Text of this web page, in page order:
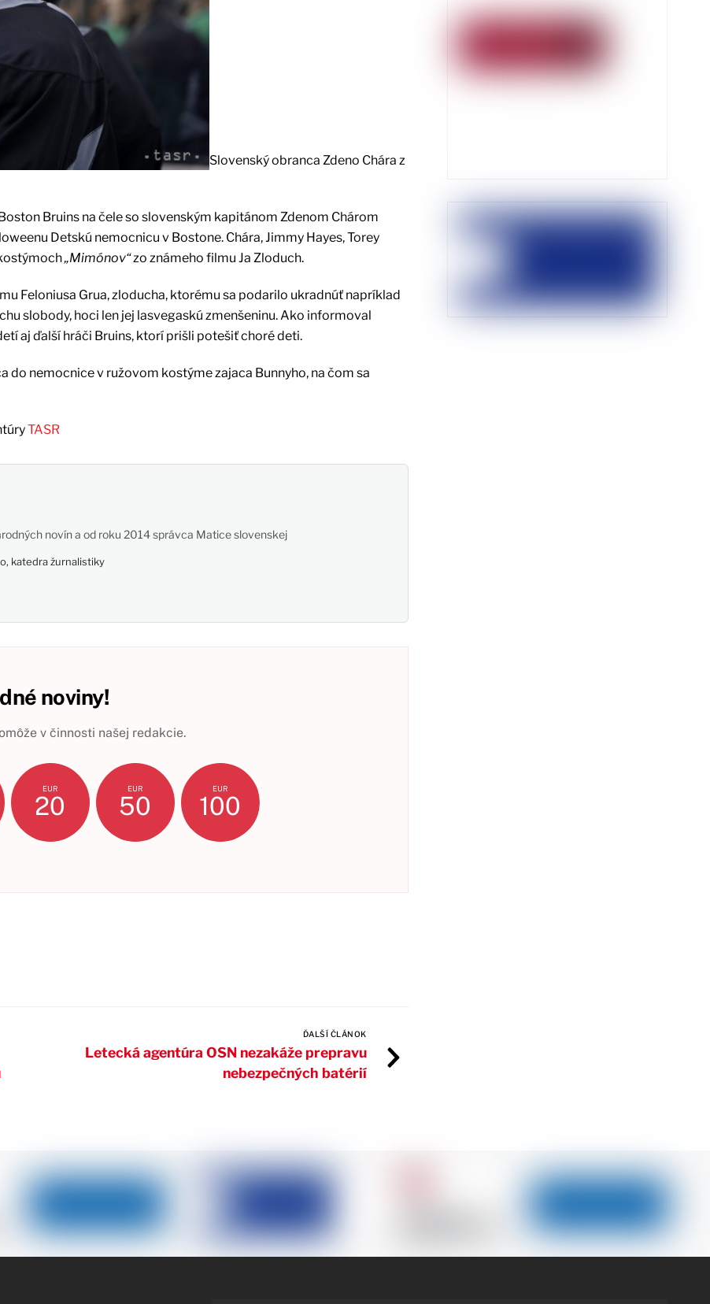
Slovenský obranca Zdeno Chára z
Bruins na čele so slovenským kapitánom Zdenom Chárom
Detskú nemocnicu v Bostone. Chára, Jimmy Hayes, Torey
„Mimónov“zo známeho filmu Ja Zloduch.
Feloniusa Grua, zloducha, ktorému sa podarilo ukradnúť napríklad
slobody, hoci len jej lasvegaskú zmenšeninu. Ako informoval
aj ďalší hráči Bruins, ktorí prišli potešiť choré deti.
nemocnice v ružovom kostýme zajaca Bunnyho, na čom sa
TASR
novín a od roku 2014 správca Matice slovenskej
katedra žurnalistiky
noviny!
v činnosti našej redakcie.
EUR
20
EUR
50
EUR
100
ĎALŠÍ ČLÁNOK
Letecká agentúra OSN nezakáže prepravu
nebezpečných batérií